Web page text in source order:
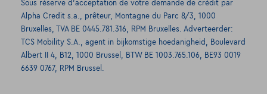
Sous réserve d’acceptation de votre demande de crédit par
Alpha Credit s.a., prêteur, Montagne du Parc 8/3, 1000
Bruxelles, TVA BE 0445.781.316, RPM Bruxelles. Adverteerder:
TCS Mobility S.A., agent in bijkomstige hoedanigheid, Boulevard
Albert II 4, B12, 1000 Brussel, BTW BE 1003.765.106, BE93 0019
6639 0767, RPM Brussel.